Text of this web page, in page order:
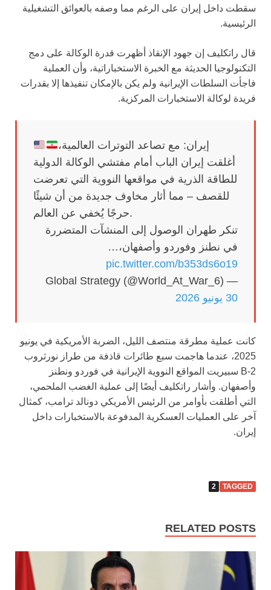
سقطت داخل إيران على الرغم مما وصفه بالعوائق التشغيلية
الرئيسية.
قال راتكليف إن جهود الإنقاذ أظهرت قدرة الوكالة على دمج
التكنولوجيا الحديثة مع الخبرة الاستخباراتية، وأن العملية
فاجأت السلطات الإيرانية ولم يكن بالإمكان تنفيذها إلا بقدرات
فريدة لوكالة الاستخبارات المركزية.
إيران: مع تصاعد التوترات العالمية،
أغلقت إيران الباب أمام مفتشي الوكالة الدولية
للطاقة الذرية في مواقعها النووية التي تعرضت
للقصف – مما أثار مخاوف جديدة من أن شيئًا
حرجًا يُخفي عن العالم.
تنكر طهران الوصول إلى المنشآت المتضررة
في نطنز وفوردو وأصفهان،…
pic.twitter.com/b353ds6o19
— Global Strategy (@World_At_War_6)
30 يونيو 2026
كانت عملية مطرقة منتصف الليل، الضربة الأمريكية في يونيو
2025، عندما هاجمت سبع طائرات قاذفة من طراز نورثروب
B-2 سبيريت المواقع النووية الإيرانية في فوردو ونطنز
وأصفهان. وأشار راتكليف أيضًا إلى عملية الغضب الملحمي،
التي أطلقت بأوامر من الرئيس الأمريكي دونالد ترامب، كمثال
آخر على العمليات العسكرية المدفوعة بالاستخبارات داخل
إيران.
TAGGED
2
RELATED POSTS